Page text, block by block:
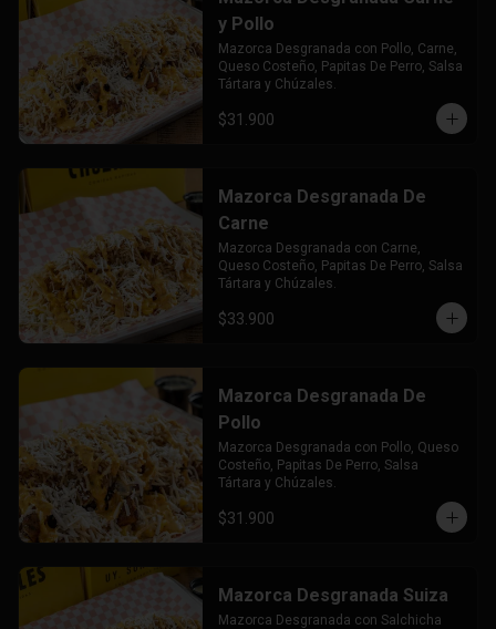
y Pollo
Mazorca Desgranada con Pollo, Carne,
Queso Costeño, Papitas De Perro, Salsa
Tártara y Chúzales.
$31.900
Mazorca Desgranada De
Carne
Mazorca Desgranada con Carne,
Queso Costeño, Papitas De Perro, Salsa
Tártara y Chúzales.
$33.900
Mazorca Desgranada De
Pollo
Mazorca Desgranada con Pollo, Queso
Costeño, Papitas De Perro, Salsa
Tártara y Chúzales.
$31.900
Mazorca Desgranada Suiza
Mazorca Desgranada con Salchicha